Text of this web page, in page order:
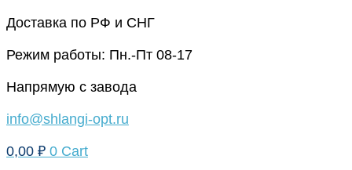
Перейти
содержимому
Доставка по РФ и СНГ
Режим работы: Пн.-Пт 08-17
Напрямую с завода
info@shlangi-opt.ru
0,00 ₽ 0 Cart